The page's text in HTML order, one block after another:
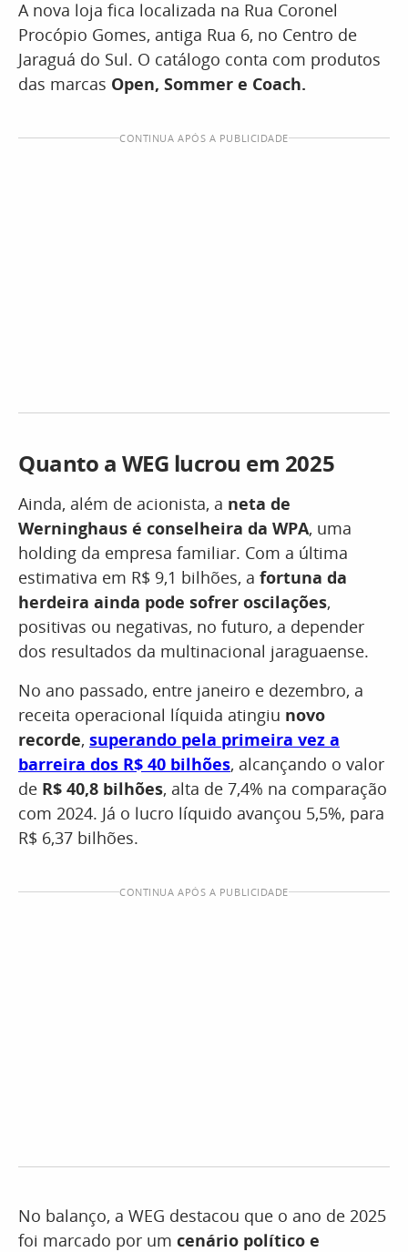
A nova loja fica localizada na Rua Coronel
Procópio Gomes, antiga Rua 6, no Centro de
Jaraguá do Sul. O catálogo conta com produtos
das marcas Open, Sommer e Coach.
CONTINUA APÓS A PUBLICIDADE
Quanto a WEG lucrou em 2025
Ainda, além de acionista, a neta de
Werninghaus é conselheira da WPA, uma
holding da empresa familiar. Com a última
estimativa em R$ 9,1 bilhões, a fortuna da
herdeira ainda pode sofrer oscilações,
positivas ou negativas, no futuro, a depender
dos resultados da multinacional jaraguaense.
No ano passado, entre janeiro e dezembro, a
receita operacional líquida atingiu novo
recorde, superando pela primeira vez a
barreira dos R$ 40 bilhões, alcançando o valor
de R$ 40,8 bilhões, alta de 7,4% na comparação
com 2024. Já o lucro líquido avançou 5,5%, para
R$ 6,37 bilhões.
CONTINUA APÓS A PUBLICIDADE
No balanço, a WEG destacou que o ano de 2025
foi marcado por um cenário político e